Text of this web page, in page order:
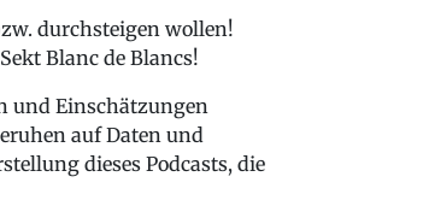
durchsteigen wollen!
Blanc de Blancs!
und Einschätzungen
auf Daten und
dieses Podcasts, die